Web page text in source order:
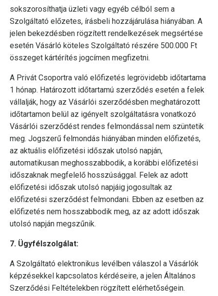
sokszorosíthatja üzleti vagy egyéb célból sem a
Szolgáltató előzetes, írásbeli hozzájárulása hiányában. A
jelen bekezdésben rögzített rendelkezések megsértése
esetén Vásárló köteles Szolgáltató részére 500.000 Ft
összeget kártérítés jogcímen megfizetni.
A Privát Csoportra való előfizetés legrövidebb időtartama
1 hónap. Határozott időtartamú szerződés esetén a felek
vállalják, hogy az Vásárlói szerződésben meghatározott
időtartamon belül az igényelt szolgáltatásra vonatkozó
Vásárlói szerződést rendes felmondással nem szüntetik
meg. Jogszerű felmondás hiányában minden előfizetés,
az aktuális előfizetési időszak utolsó napján,
automatikusan meghosszabbodik, a korábbi előfizetési
időszaknak megfelelő hosszúsággal. Felek az adott
előfizetési időszak utolsó napjáig jogosultak az
előfizetési szerződést felmondani. Ebben az esetben az
előfizetés nem hosszabbodik meg, az az adott időszak
utolsó napján megszűnik.
7. Ügyfélszolgálat:
A Szolgáltató elektronikus levélben válaszol a Vásárlók
képzésekkel kapcsolatos kérdéseire, a jelen Általános
Szerződési Feltételekben rögzített elérhetőségein.